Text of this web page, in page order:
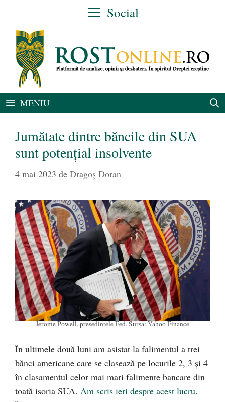
conținut
Social
MENIU
Jumătate dintre băncile din SUA
sunt potențial insolvente
4 mai 2023 de Dragoș Doran
Jerome Powell, presedintele Fed. Sursa: Yahoo Finance
În ultimele două luni am asistat la falimentul a trei
bănci americane care se clasează pe locurile 2, 3 și 4
în clasamentul celor mai mari falimente bancare din
toată isoria SUA. Am scris ieri despre acest lucru.